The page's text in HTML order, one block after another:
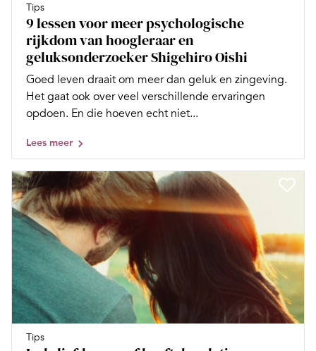
Tips
9 lessen voor meer psychologische
rijkdom van hoogleraar en
geluksonderzoeker Shigehiro Oishi
Goed leven draait om meer dan geluk en zingeving.
Het gaat ook over veel verschillende ervaringen
opdoen. En die hoeven echt niet...
Lees meer
Tips